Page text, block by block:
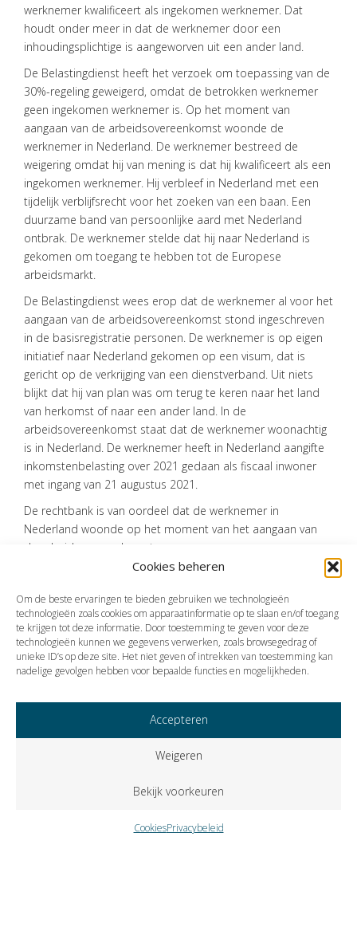
Cookies beheren
Om de beste ervaringen te bieden gebruiken we technologieën
technologieën zoals cookies om apparaatinformatie op te slaan en/of toegang
te krijgen tot deze informatie. Door toestemming te geven voor deze
technologieën kunnen we gegevens verwerken, zoals browsegedrag of
unieke ID’s op deze site. Het niet geven of intrekken van toestemming kan
nadelige gevolgen hebben voor bepaalde functies en mogelijkheden.
Accepteren
Weigeren
Bekijk voorkeuren
CookiesPrivacybeleid
HOME
OVER
VISIE
ONS
TEAM
ACTUEEL
VACATURES
CONTACT
werknemer kwalificeert als ingekomen werknemer. Dat
houdt onder meer in dat de werknemer door een
inhoudingsplichtige is aangeworven uit een ander land.
De Belastingdienst heeft het verzoek om toepassing van de
30%-regeling geweigerd, omdat de betrokken werknemer
geen ingekomen werknemer is. Op het moment van
aangaan van de arbeidsovereenkomst woonde de
werknemer in Nederland. De werknemer bestreed de
weigering omdat hij van mening is dat hij kwalificeert als een
ingekomen werknemer. Hij verbleef in Nederland met een
tijdelijk verblijfsrecht voor het zoeken van een baan. Een
duurzame band van persoonlijke aard met Nederland
ontbrak. De werknemer stelde dat hij naar Nederland is
gekomen om toegang te hebben tot de Europese
arbeidsmarkt.
De Belastingdienst wees erop dat de werknemer al voor het
aangaan van de arbeidsovereenkomst stond ingeschreven
in de basisregistratie personen. De werknemer is op eigen
initiatief naar Nederland gekomen op een visum, dat is
gericht op de verkrijging van een dienstverband. Uit niets
blijkt dat hij van plan was om terug te keren naar het land
van herkomst of naar een ander land. In de
arbeidsovereenkomst staat dat de werknemer woonachtig
is in Nederland. De werknemer heeft in Nederland aangifte
inkomstenbelasting over 2021 gedaan als fiscaal inwoner
met ingang van 21 augustus 2021.
De rechtbank is van oordeel dat de werknemer in
Nederland woonde op het moment van het aangaan van
de arbeidsovereenkomst.
Bron:Rechtbank Noord-Holland | jurisprudentie |
Vorige Volgende